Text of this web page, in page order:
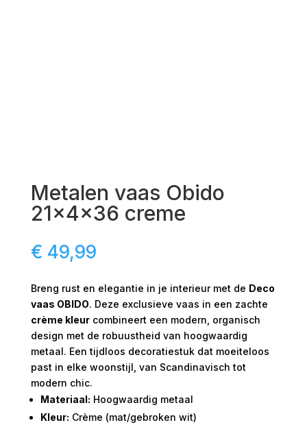
Metalen vaas Obido
21x4x36 creme
€ 49,99
Breng rust en elegantie in je interieur met de Deco
vaas OBIDO. Deze exclusieve vaas in een zachte
crème kleurcombineert een modern, organisch
design met de robuustheid van hoogwaardig
metaal. Een tijdloos decoratiestuk dat moeiteloos
past in elke woonstijl, van Scandinavisch tot
modern chic.
Materiaal: Hoogwaardig metaal
Kleur: Crème (mat/gebroken wit)